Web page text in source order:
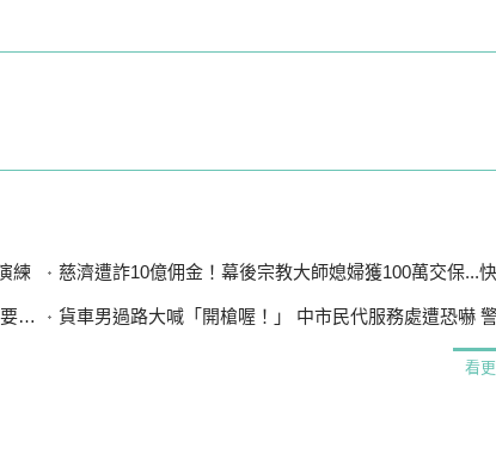
練 慈濟遭詐10億佣金！幕後宗教大師媳婦獲100萬交保...快步奔離
貨車男過路大喊「開槍喔！」 中市民代服務處遭恐嚇 警循
看